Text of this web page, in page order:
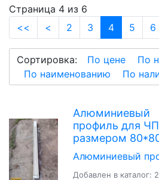
Страница 4 из 6
<<
< 2 3 4(current)
5 6
Сортировка: По цене
По
По наименованию
По
Алюминиевый
профиль для
размером
Алюминиевый
Добавлен в каталог: